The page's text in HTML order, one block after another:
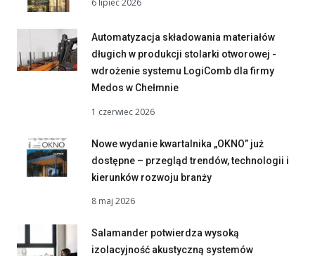
Automatyzacja składowania materiałów
długich w produkcji stolarki otworowej -
wdrożenie systemu LogiComb dla firmy
Medos w Chełmnie
1 czerwiec 2026
Nowe wydanie kwartalnika „OKNO” już
dostępne – przegląd trendów, technologii i
kierunków rozwoju branży
8 maj 2026
Salamander potwierdza wysoką
izolacyjność akustyczną systemów